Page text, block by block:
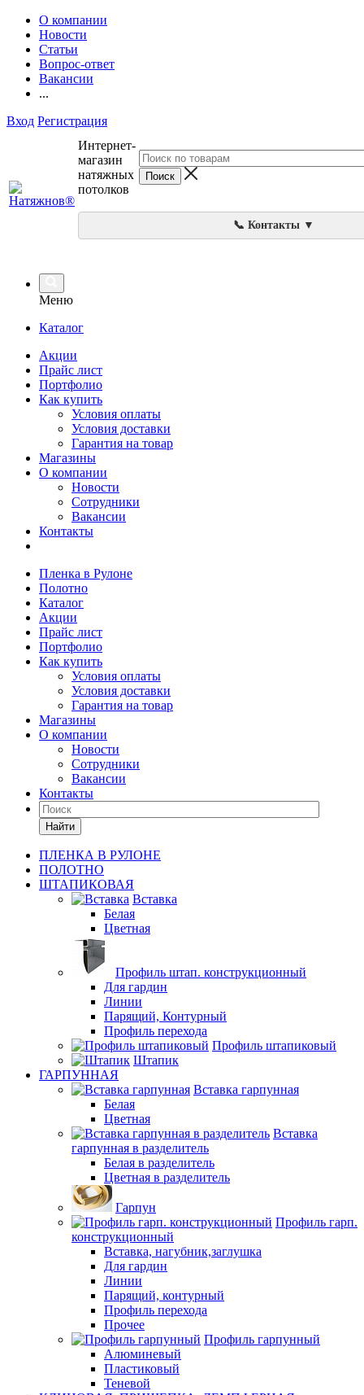
О компании
Новости
Статьи
Вопрос-ответ
Вакансии
...
Вход Регистрация
Интернет-
магазин
натяжных
потолков
📞 Контакты ▼
Меню
Каталог
Акции
Прайс лист
Портфолио
Как купить
Условия оплаты
Условия доставки
Гарантия на товар
Магазины
О компании
Новости
Сотрудники
Вакансии
Контакты
Пленка в Рулоне
Полотно
Каталог
Акции
Прайс лист
Портфолио
Как купить
Условия оплаты
Условия доставки
Гарантия на товар
Магазины
О компании
Новости
Сотрудники
Вакансии
Контакты
Найти
ПЛЕНКА В РУЛОНЕ
ПОЛОТНО
ШТАПИКОВАЯ
Вставка
Белая
Цветная
Профиль штап. конструкционный
Для гардин
Линии
Парящий, Контурный
Профиль перехода
Профиль штапиковый
Штапик
ГАРПУННАЯ
Вставка гарпунная
Белая
Цветная
Вставка
гарпунная в разделитель
Белая в разделитель
Цветная в разделитель
Гарпун
Профиль гарп.
конструкционный
Вставка, нагубник,заглушка
Для гардин
Линии
Парящий, контурный
Профиль перехода
Прочее
Профиль гарпунный
Алюминевый
Пластиковый
Теневой